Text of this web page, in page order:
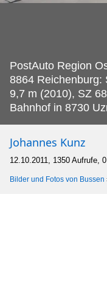
PostAuto Region
8864 Reichenburg:
9,7 m (2010), SZ
Bahnhof in 8730
Johannes Kunz
12.10.2011, 1350 Aufrufe,
Bilder und Fotos von Bussen